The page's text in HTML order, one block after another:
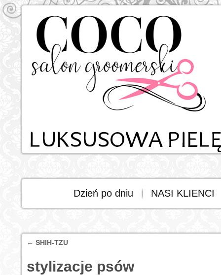
Dzień po dniu NASI KLIENCI
← SHIH-TZU
stylizacje psów